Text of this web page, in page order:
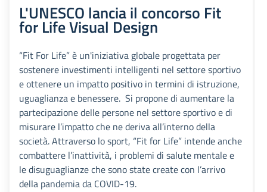
L'UNESCO lancia il concorso Fit
for Life Visual Design
“Fit For Life” è un'iniziativa globale progettata per
sostenere investimenti intelligenti nel settore sportivo
e ottenere un impatto positivo in termini di istruzione,
uguaglianza e benessere. Si propone di aumentare la
partecipazione delle persone nel settore sportivo e di
misurare l’impatto che ne deriva all’interno della
società. Attraverso lo sport, “Fit for Life” intende anche
combattere l’inattività, i problemi di salute mentale e
le disuguaglianze che sono state create con l’arrivo
della pandemia da COVID-19.